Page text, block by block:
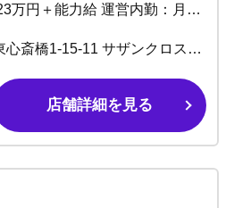
能力給 運営内勤：月30万＋能力給＋ボーナス
大阪市中央区東心斎橋1-15-11 サザンクロスビル3F
店舗詳細を見る